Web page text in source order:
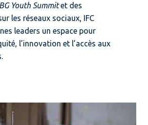
Youth Summitet des
les réseaux sociaux, IFC
leaders un espace pour
l’innovation et l’accès aux